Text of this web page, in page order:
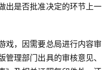
出是否批准决定的环节上一
戏，因需要总局进行内容审
理部门出具的审核意见、